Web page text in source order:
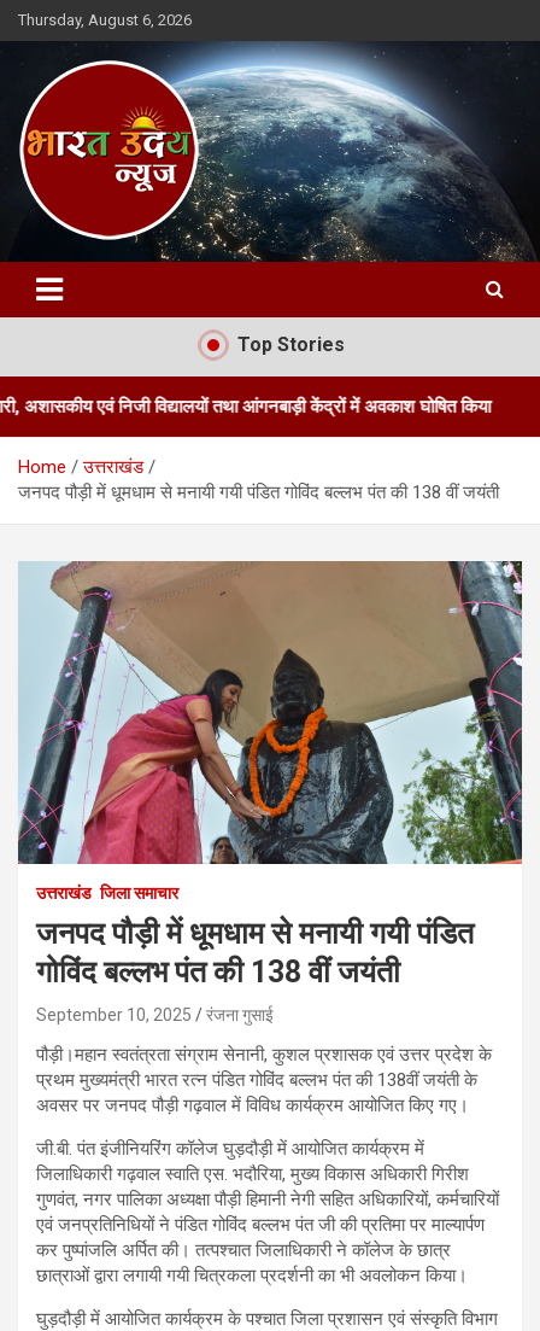
Skip
to
Thursday, August 6, 2026
Bharat Uday News
Top Stories
निजी विद्यालयों तथा आंगनबाड़ी केंद्रों में अवकाश घोषित किया
Home
उत्तराखंड
जनपद पौड़ी में धूमधाम से मनायी गयी पंडित गोविंद बल्लभ पंत की 138 वीं जयंती
उत्तराखंड जिला समाचार
जनपद पौड़ी में धूमधाम से मनायी गयी पंडित
गोविंद बल्लभ पंत की 138 वीं जयंती
September 10, 2025 रंजना गुसाई
पौड़ी।महान स्वतंत्रता संग्राम सेनानी, कुशल प्रशासक एवं उत्तर प्रदेश के
प्रथम मुख्यमंत्री भारत रत्न पंडित गोविंद बल्लभ पंत की 138वीं जयंती के
अवसर पर जनपद पौड़ी गढ़वाल में विविध कार्यक्रम आयोजित किए गए।
जी.बी. पंत इंजीनियरिंग कॉलेज घुड़दौड़ी में आयोजित कार्यक्रम में
जिलाधिकारी गढ़वाल स्वाति एस. भदौरिया, मुख्य विकास अधिकारी गिरीश
गुणवंत, नगर पालिका अध्यक्षा पौड़ी हिमानी नेगी सहित अधिकारियों, कर्मचारियों
एवं जनप्रतिनिधियों ने पंडित गोविंद बल्लभ पंत जी की प्रतिमा पर माल्यार्पण
कर पुष्पांजलि अर्पित की। तत्पश्चात जिलाधिकारी ने कॉलेज के छात्र
छात्राओं द्वारा लगायी गयी चित्रकला प्रदर्शनी का भी अवलोकन किया।
घुड़दौड़ी में आयोजित कार्यक्रम के पश्चात जिला प्रशासन एवं संस्कृति विभाग